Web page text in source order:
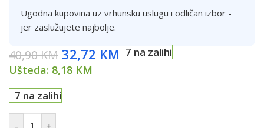
Ugodna kupovina uz vrhunsku uslugu i odličan izbor -
jer zaslužujete najbolje.
40,90KM 32,72 KM 7 na zalihi
Ušteda: 8,18 KM
7 na zalihi